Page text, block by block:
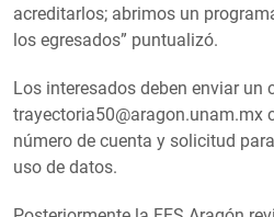
acreditarlos; abrimos un
los egresados” puntualizó.
Los interesados deben enviar un
trayectoria50@aragon.unam.mx
número de cuenta y solicitud
uso de datos.